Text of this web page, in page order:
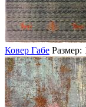
Ковер Габе Размер: